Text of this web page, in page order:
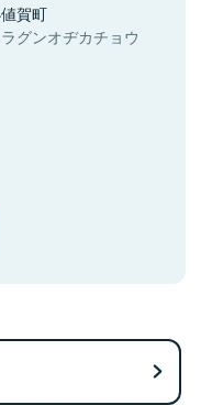
賀町
グンオヂカチョウ